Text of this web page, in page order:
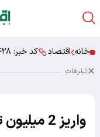
خانه اقتصاد کد خبر:
تبلیغات
واریز 2